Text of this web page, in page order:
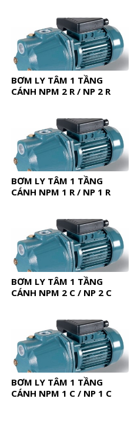
BƠM LY TÂM 1 TẦNG
CÁNH NPM 2 R / NP 2 R
BƠM LY TÂM 1 TẦNG
CÁNH NPM 1 R / NP 1 R
BƠM LY TÂM 1 TẦNG
CÁNH NPM 2 C / NP 2 C
BƠM LY TÂM 1 TẦNG
CÁNH NPM 1 C / NP 1 C